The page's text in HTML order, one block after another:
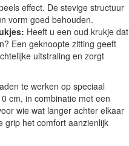
effect. De stevige structuur
vorm goed behouden.
Heeft u een oud krukje dat
Een geknoopte zitting geeft
uitstraling en zorgt
te werken op speciaal
cm, in combinatie met een
wie wat langer achter elkaar
grip het comfort aanzienlijk